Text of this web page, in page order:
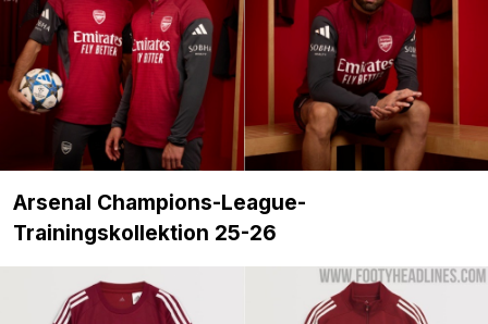
Arsenal Champions-League-
Trainingskollektion 25-26